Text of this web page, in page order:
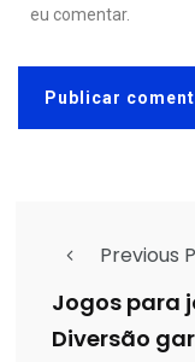
eu comentar.
Previous
Jogos para
Diversão